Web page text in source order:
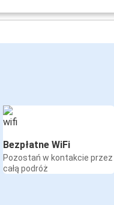
Bezpłatne WiFi
Pozostań w kontakcie przez
całą podróż